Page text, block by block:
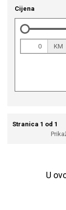
Cijena
KM
Stranica 1 od 1
U